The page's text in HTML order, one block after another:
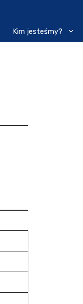
Kim jesteśmy?